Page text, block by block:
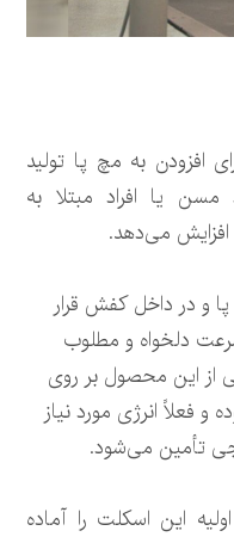
افزودن به مچ پا تولید
مسن یا افراد مبتلا به
و در داخل کفش قرار
دلخواه و مطلوب
از این محصول بر روی
فعلاً انرژی مورد نیاز
تأمین می‌شود.
این اسکلت را آماده